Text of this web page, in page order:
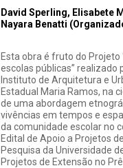
David Sperling, Elisabete
Nayara Benatti
Esta obra é fruto do
escolas públicas” realizado
Instituto de Arquitetura e
Estadual Maria Ramos, na
de uma abordagem
vivências em tempos e
da comunidade escolar no
Edital de Apoio a Projetos
Pesquisa da Universidade
Projetos de Extensão no